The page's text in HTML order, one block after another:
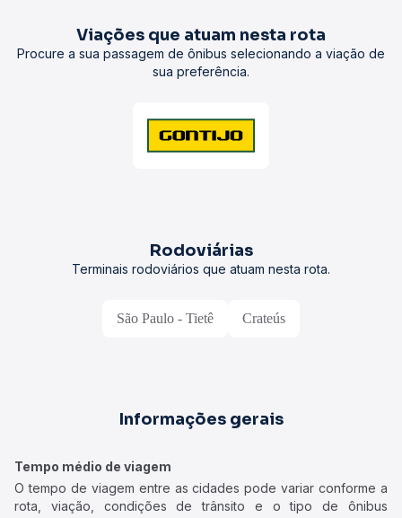
Viações que atuam nesta rota
Procure a sua passagem de ônibus selecionando a viação de
sua preferência.
Rodoviárias
Terminais rodoviários que atuam nesta rota.
São Paulo - Tietê Crateús
Informações gerais
Tempo médio de viagem
O tempo de viagem entre as cidades pode variar conforme a
rota, viação, condições de trânsito e o tipo de ônibus